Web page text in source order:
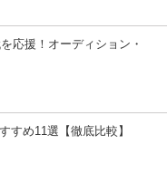
応援！オーディション・
すめ11選【徹底比較】